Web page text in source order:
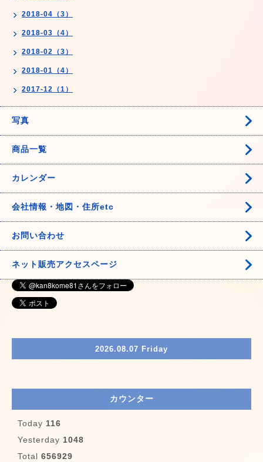
2018-04（3）
2018-03（4）
2018-02（3）
2018-01（4）
2017-12（1）
写真
商品一覧
カレンダー
会社情報・地図・住所etc
お問い合わせ
ネット販売アクセスページ
2026.08.07 Friday
カウンター
Today 116
Yesterday 1048
Total 656929